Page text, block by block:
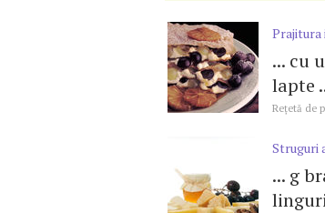
Prajitura
... cu
lapte
Reţetă de
Struguri
... g